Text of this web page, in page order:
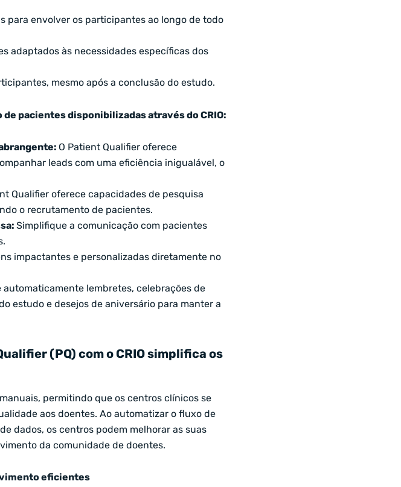
para envolver os participantes ao longo de todo
adaptados às necessidades específicas dos
mesmo após a conclusão do estudo.
pacientes disponibilizadas através do CRIO:
O Patient Qualifier oferece
leads com uma eficiência inigualável, o
Qualifier oferece capacidades de pesquisa
o recrutamento de pacientes.
Simplifique a comunicação com pacientes
impactantes e personalizadas diretamente no
automaticamente lembretes, celebrações de
estudo e desejos de aniversário para manter a
(PQ) com o CRIO simplifica os
permitindo que os centros clínicos se
aos doentes. Ao automatizar o fluxo de
dados, os centros podem melhorar as suas
da comunidade de doentes.
eficientes